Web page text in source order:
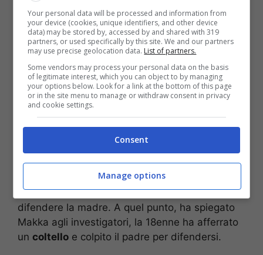
Secondo il racconto agli inquirenti della
ragazza,come riporta la redazione deIl
Corriere della Sera
scoppiato l’ennesimo litigio dopo che Sulaev
ristorante, di fare lo stesso. Al culmine della
discussione, l’uomo avrebbeaggredito
coniuge e poi la figlia che aveva provato a
difendere la madre. A quel punto, ha spiegato
Makka agli investigatori, la 18enne ha afferrato
un coltello e colpito il padre per difendersi.
Your personal data will be processed and information from
your device (cookies, unique identifiers, and other device
data) may be stored by, accessed by and shared with 319
partners, or used specifically by this site. We and our partners
may use precise geolocation data. List of partners.
Some vendors may process your personal data on the basis
of legitimate interest, which you can object to by managing
your options below. Look for a link at the bottom of this page
or in the site menu to manage or withdraw consent in privacy
and cookie settings.
Consent
Manage options